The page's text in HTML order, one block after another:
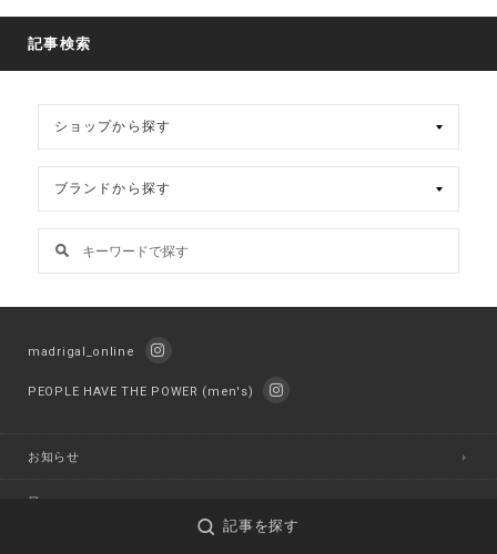
記事検索
madrigal_online
PEOPLE HAVE THE POWER (men's)
お知らせ
日々
記事を探す